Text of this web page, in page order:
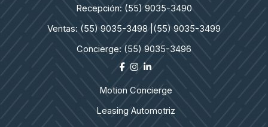
Recepción: (55) 9035-3490
Ventas: (55) 9035-3498 |(55) 9035-3499
Concierge: (55) 9035-3496
Motion Concierge
Leasing Automotriz